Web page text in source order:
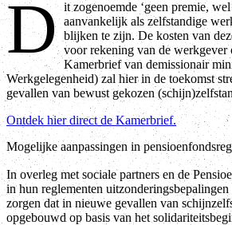
D it zogenoemde ‘geen premie,
aanvankelijk als zelfstandige
blijken te zijn. De kosten van
voor rekening van de werkgever
Kamerbrief van demissionair
Werkgelegenheid) zal hier in de toekomst
gevallen van bewust gekozen
Ontdek hier direct de Kamerbrief.
Mogelijke aanpassingen in
In overleg met sociale partners en de
in hun reglementen
zorgen dat in nieuwe gevallen van
opgebouwd op basis van het